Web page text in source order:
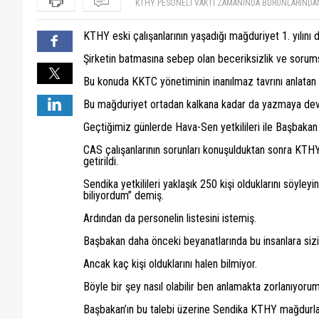
Ben de kthy mağduruyum sn.yorumcular!Bu kadar
Ercan havalimanında grevi kimler yaptı ? Hak
turistlere ülkeyi rezil tanıttınız. Sayın yazar neden
eğitin. Nasıl eğitim veriyorsanız ?
soru belin altında agrı varmı.bu nedir be ama
olamaz.ben anlamadı bu işi..
KTHY PERSONELİ NE YAPTIYSA KENDİ KENDİNE
ALDIĞI TALİMATLARLA HAREKET ETSİN HER
DİYE.BU 400 KİŞİDE HİÇ Mİ AKIL YOK TEK AKILLI
GİRNE`DEKİ VİLLASINDA VİSKİSİNİ YUDUMLASIN.AZ
KTHY PESONELİ VAKTİ ZAMANINDA
HELE GN.MD.LÜK BİNASININ PERSONELİ BAŞINI
OLACAĞIM DEMELİ..ALLAH VERİYOR İŞTE...
KTHY eski çalışanlarının yaşadığı mağduriyet 1. yılını
Şirketin batmasına sebep olan beceriksizlik ve
Bu konuda KKTC yönetiminin inanılmaz tavrını
Bu mağduriyet ortadan kalkana kadar da yazmaya
Geçtiğimiz günlerde Hava-Sen yetkilileri ile
CAS çalışanlarının sorunları konuşulduktan sonra
getirildi.
Sendika yetkilileri yaklaşık 250 kişi olduklarını
biliyordum” demiş.
Ardından da personelin listesini istemiş.
Başbakan daha önceki beyanatlarında bu insanlara
Ancak kaç kişi olduklarını halen bilmiyor.
Böyle bir şey nasıl olabilir ben anlamakta
Başbakan’ın bu talebi üzerine Sendika KTHY